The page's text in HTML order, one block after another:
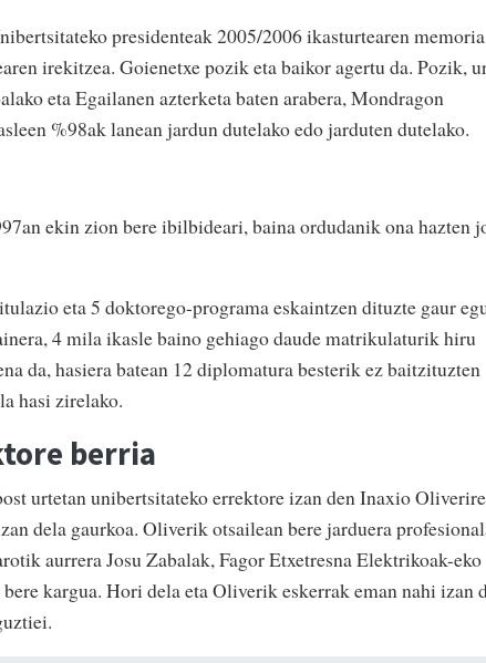
presidenteak 2005/2006 ikasturtearen memoria
irekitzea. Goienetxe pozik eta baikor agertu da. Pozik,
eta Egailanen azterketa baten arabera, Mondragon
%98ak lanean jardun dutelako edo jarduten dutelako.
ekin zion bere ibilbideari, baina ordudanik ona hazten
eta 5 doktorego-programa eskaintzen dituzte gaur
4 mila ikasle baino gehiago daude matrikulaturik hiru
da, hasiera batean 12 diplomatura besterik ez baitzituzten
hasi zirelako.
berria
urtetan unibertsitateko errektore izan den Inaxio
dela gaurkoa. Oliverik otsailean bere jarduera
aurrera Josu Zabalak, Fagor Etxetresna Elektrikoak-eko
kargua. Hori dela eta Oliverik eskerrak eman nahi izan